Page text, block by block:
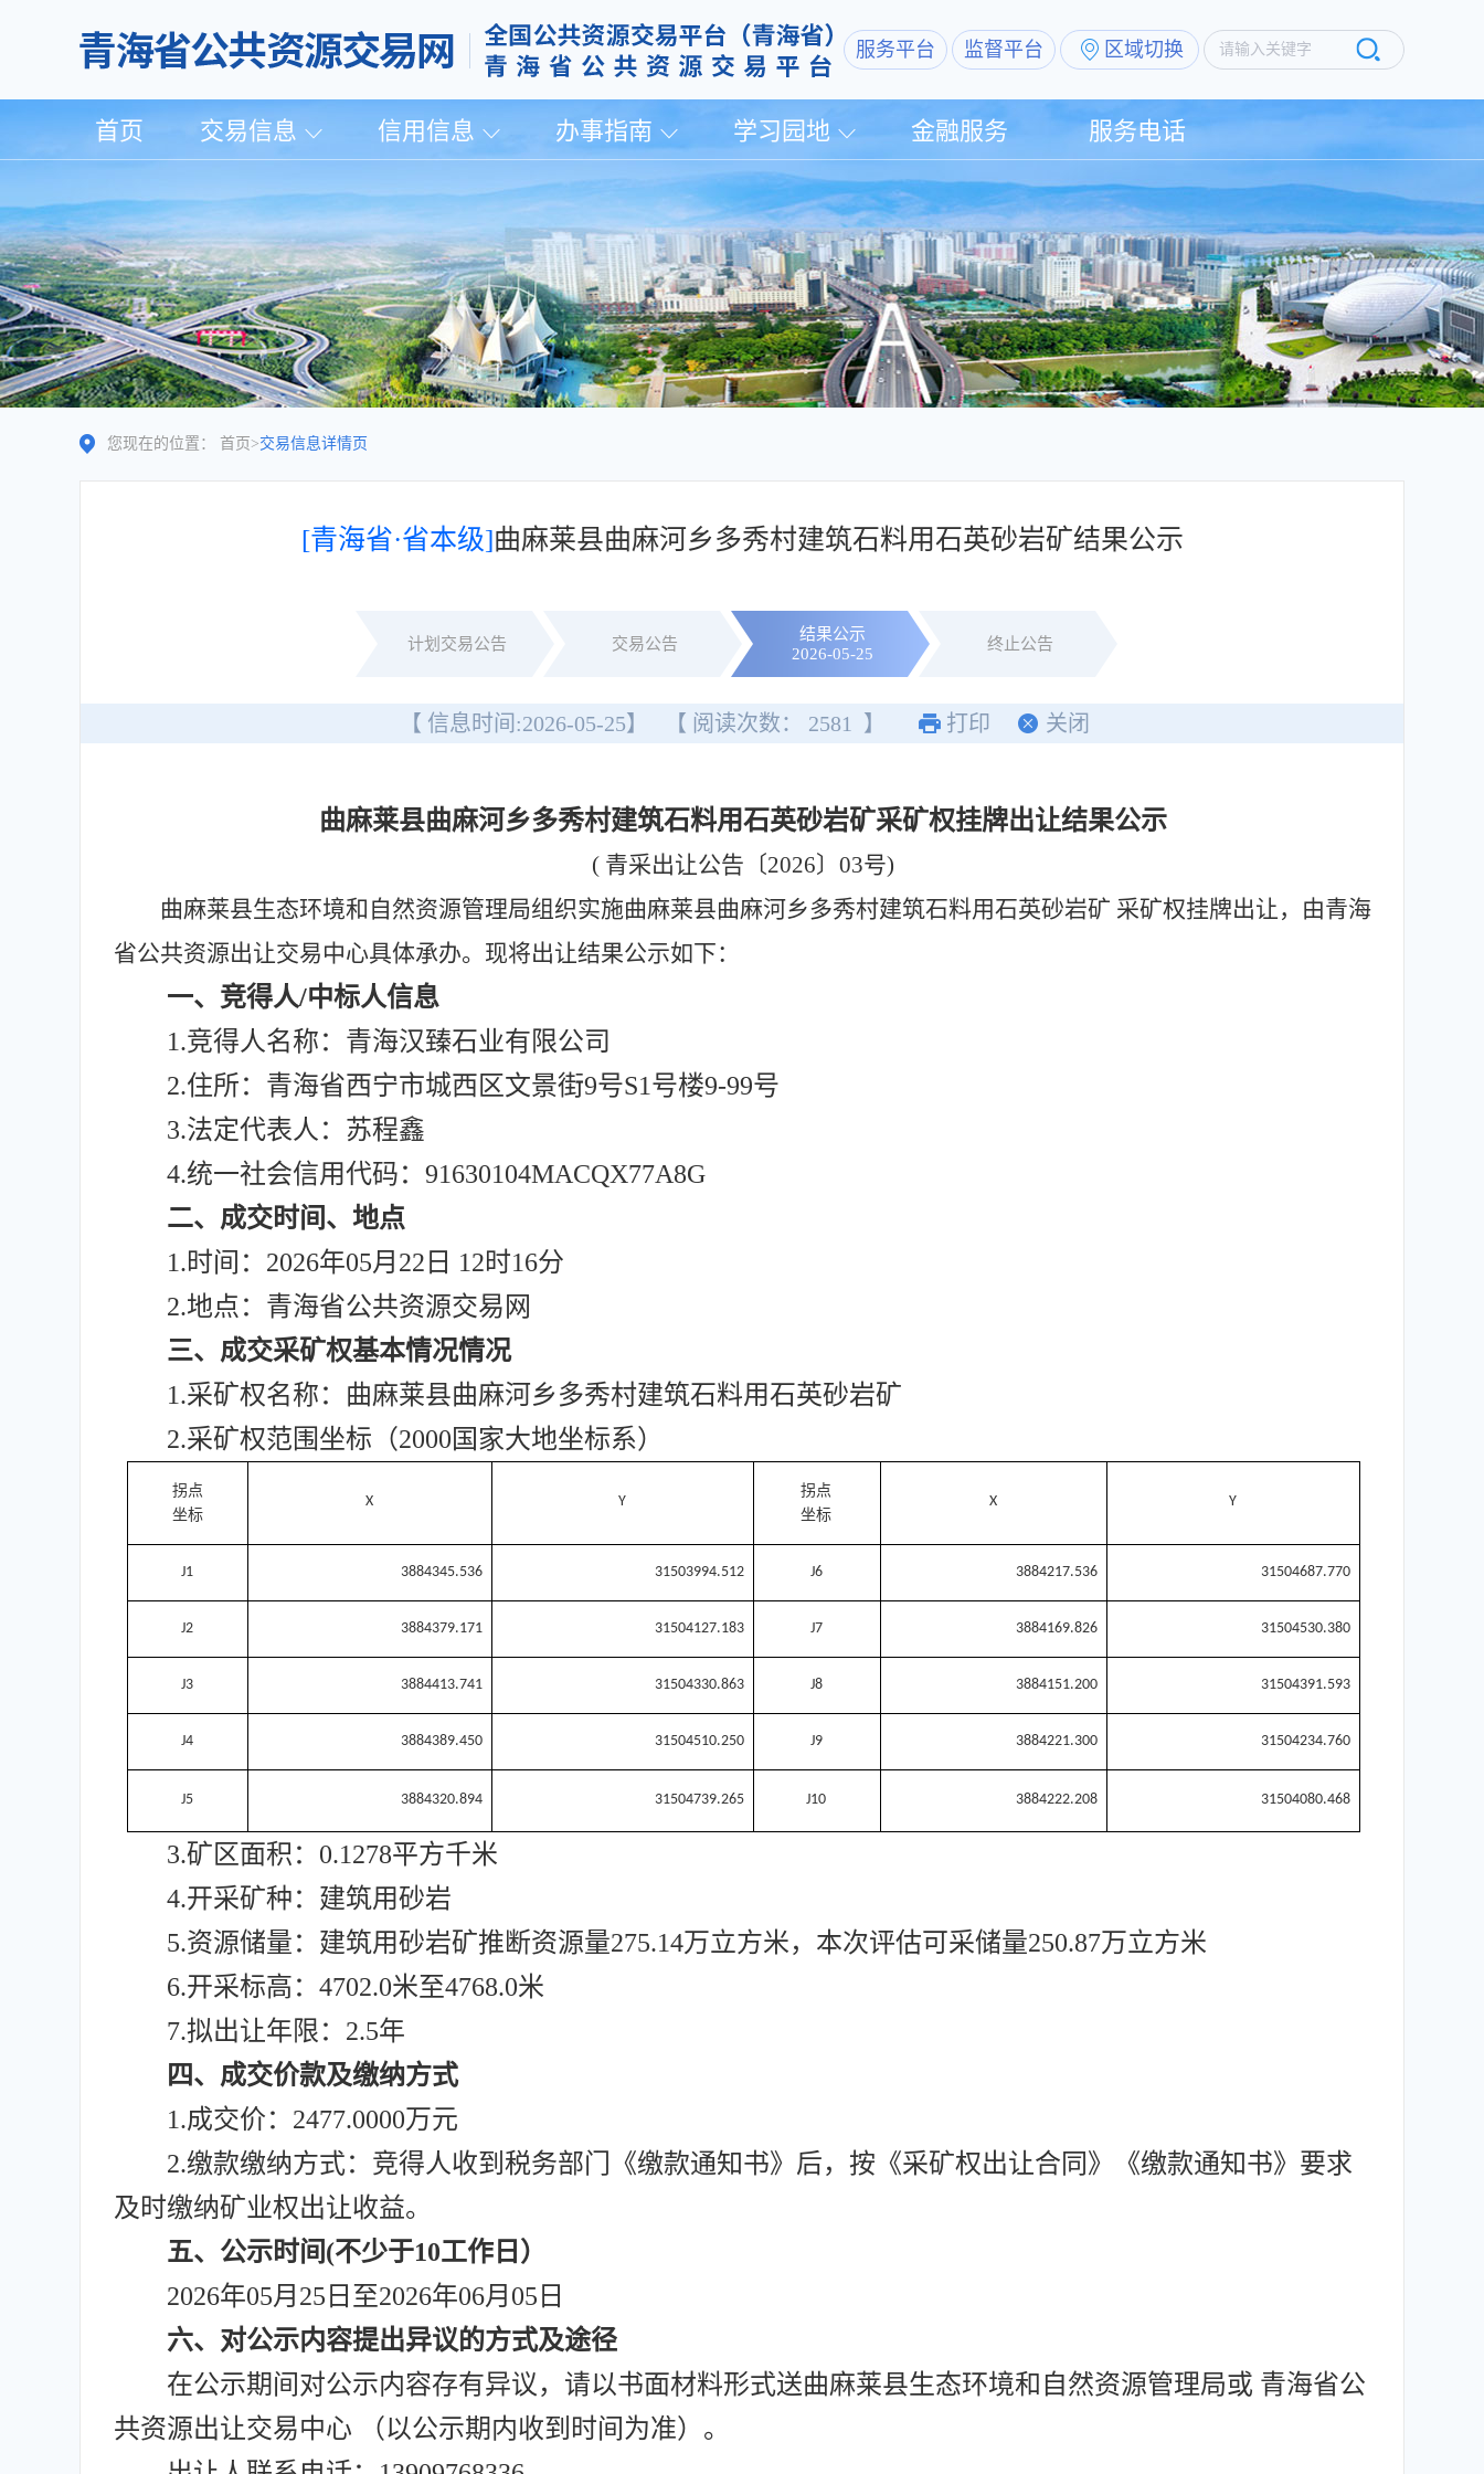
服务平台 监督平台 区域切换 请输入关键字
首页 交易信息 信用信息 办事指南 学习园地 金融服务 服务电话
您现在的位置： 首页 >交易信息详情页
[青海省·省本级]曲麻莱县曲麻河乡多秀村建筑石料用石英砂岩矿结果公示
计划交易公告 交易公告
结果公示
2026-05-25
终止公告
【 信息时间:2026-05-25】 【 阅读次数： 2581 】 打印 关闭
曲麻莱县曲麻河乡多秀村建筑石料用石英砂岩矿采矿权挂牌出让结果公示
( 青采出让公告〔2026〕03号)
曲麻莱县生态环境和自然资源管理局组织实施曲麻莱县曲麻河乡多秀村建筑石料用石英砂岩矿 采矿权挂牌出让，由青海
省公共资源出让交易中心具体承办。现将出让结果公示如下：
一、竞得人/中标人信息
1.竞得人名称：青海汉臻石业有限公司
2.住所：青海省西宁市城西区文景街9号S1号楼9-99号
3.法定代表人：苏程鑫
4.统一社会信用代码：91630104MACQX77A8G
二、成交时间、地点
1.时间：2026年05月22日 12时16分
2.地点：青海省公共资源交易网
三、成交采矿权基本情况情况
1.采矿权名称：曲麻莱县曲麻河乡多秀村建筑石料用石英砂岩矿
2.采矿权范围坐标（2000国家大地坐标系）
拐点
坐标
X Y
拐点
坐标
X Y
J1 3884345.536 31503994.512 J6 3884217.536 31504687.770
J2 3884379.171 31504127.183 J7 3884169.826 31504530.380
J3 3884413.741 31504330.863 J8 3884151.200 31504391.593
J4 3884389.450 31504510.250 J9 3884221.300 31504234.760
J5 3884320.894 31504739.265 J10 3884222.208 31504080.468
3.矿区面积：0.1278平方千米
4.开采矿种：建筑用砂岩
5.资源储量：建筑用砂岩矿推断资源量275.14万立方米，本次评估可采储量250.87万立方米
6.开采标高：4702.0米至4768.0米
7.拟出让年限：2.5年
四、成交价款及缴纳方式
1.成交价：2477.0000万元
2.缴款缴纳方式：竞得人收到税务部门《缴款通知书》后，按《采矿权出让合同》《缴款通知书》要求
及时缴纳矿业权出让收益。
五、公示时间(不少于10工作日）
2026年05月25日至2026年06月05日
六、对公示内容提出异议的方式及途径
在公示期间对公示内容存有异议，请以书面材料形式送曲麻莱县生态环境和自然资源管理局或 青海省公
共资源出让交易中心 （以公示期内收到时间为准）。